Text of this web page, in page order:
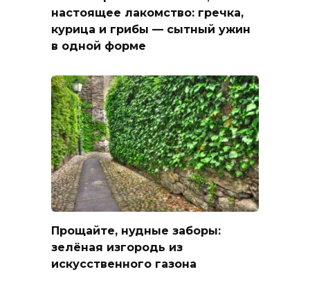
настоящее лакомство: гречка,
курица и грибы — сытный ужин
в одной форме
Прощайте, нудные заборы:
зелёная изгородь из
искусственного газона